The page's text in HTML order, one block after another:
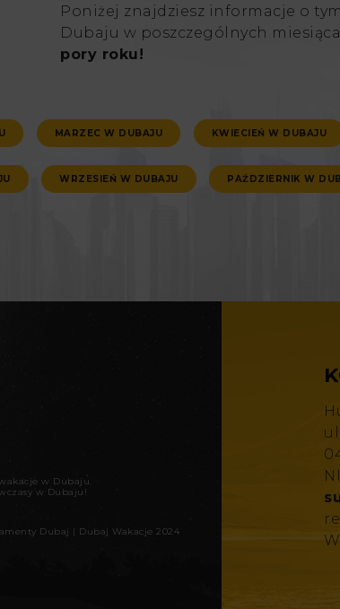
Poniżej znajdziesz informacje o
Dubaju w poszczególnych
pory roku!
MARZEC W DUBAJU KWIECIEŃ W DUBAJU
WRZESIEŃ W DUBAJU PAŹDZIERNIK W
w Dubaju
w Dubaju!
Dubaj | Dubaj Wakacje 2024